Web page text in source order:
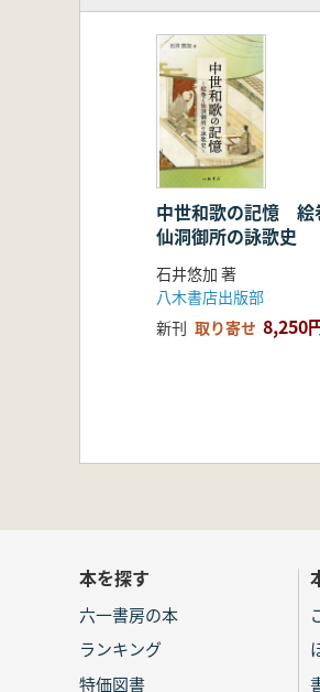
中世和歌の記憶 絵
仙洞御所の詠歌史
石井悠加 著
八木書店出版部
新刊 取り寄せ 8,250
本を探す
六一書房の本
ランキング
特価図書